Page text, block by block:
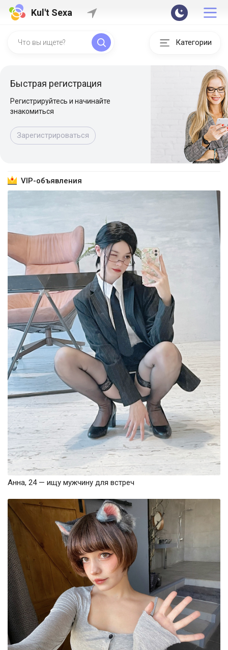
Kul't Sexa
Категории
Быстрая регистрация
Регистрируйтесь и начинайте
знакомиться
Зарегистрироваться
VIP-объявления
Анна, 24 — ищу мужчину для встреч